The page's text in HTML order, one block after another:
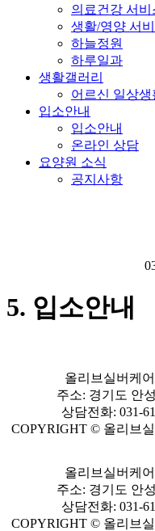
의료건강 서비
생활/영양 서
하늘정원
하루일과
생활갤러리
어르신 일상생
입소안내
입소안내
온라인 상담
요양원 소식
공지사항
5. 입소안내
올리브실버케
주소: 경기도 안
상담전화: 031-
COPYRIGHT © 올리브
올리브실버케
주소: 경기도 안
상담전화: 031-
COPYRIGHT © 올리브